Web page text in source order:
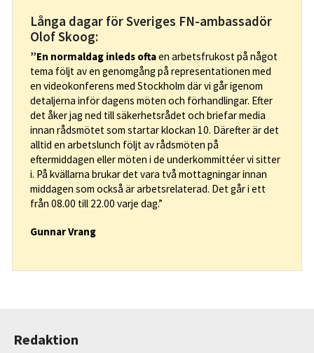
Långa dagar för Sveriges FN-ambassadör
Olof Skoog:
”En normaldag inleds oftaen arbetsfrukost på något
tema följt av en genomgång på representationen med
en videokonferens med Stockholm där vi går igenom
detaljerna inför dagens möten och förhandlingar. Efter
det åker jag ned till säkerhetsrådet och briefar media
innan rådsmötet som startar klockan 10. Därefter är det
alltid en arbetslunch följt av rådsmöten på
eftermiddagen eller möten i de underkommittéer vi sitter
i. På kvällarna brukar det vara två mottagningar innan
middagen som också är arbetsrelaterad. Det går i ett
från 08.00 till 22.00 varje dag.”
Gunnar Vrang
Redaktion